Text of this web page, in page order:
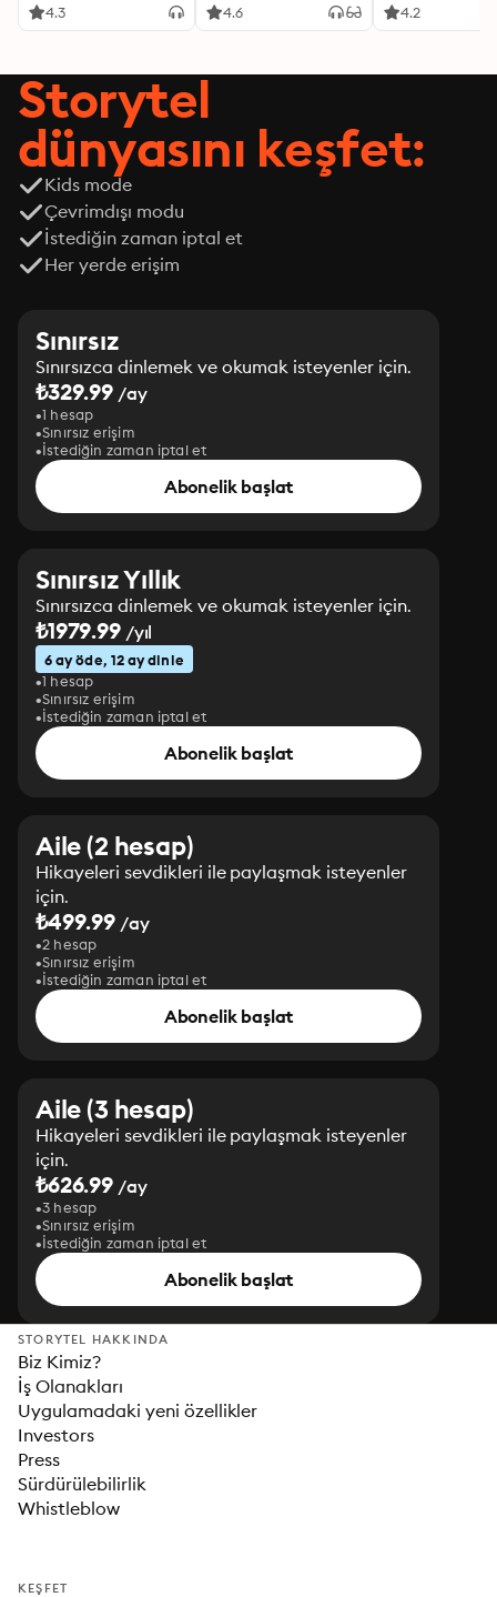
4.3 4.6 4.2
Storytel
dünyasını keşfet:
Kids mode
Çevrimdışı modu
İstediğin zaman iptal et
Her yerde erişim
Sınırsız
Sınırsızca dinlemek ve okumak isteyenler için.
₺329.99 /ay
1 hesap
Sınırsız erişim
İstediğin zaman iptal et
Abonelik başlat
Sınırsız Yıllık
Sınırsızca dinlemek ve okumak isteyenler için.
₺1979.99/yıl
6 ay öde, 12 ay dinle
1 hesap
Sınırsız erişim
İstediğin zaman iptal et
Abonelik başlat
Aile (2 hesap)
Hikayeleri sevdikleri ile paylaşmak isteyenler
için.
₺499.99 /ay
2 hesap
Sınırsız erişim
İstediğin zaman iptal et
Abonelik başlat
Aile (3 hesap)
Hikayeleri sevdikleri ile paylaşmak isteyenler
için.
₺626.99 /ay
3 hesap
Sınırsız erişim
İstediğin zaman iptal et
Abonelik başlat
STORYTEL HAKKINDA
Biz Kimiz?
İş Olanakları
Uygulamadaki yeni özellikler
Investors
Press
Sürdürülebilirlik
Whistleblow
KEŞFET